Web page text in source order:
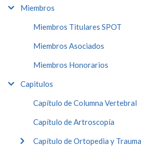
Miembros
Miembros Titulares SPOT
Miembros Asociados
Miembros Honorarios
Capitulos
Capítulo de Columna Vertebral
Capítulo de Artroscopía
Capítulo de Ortopedia y